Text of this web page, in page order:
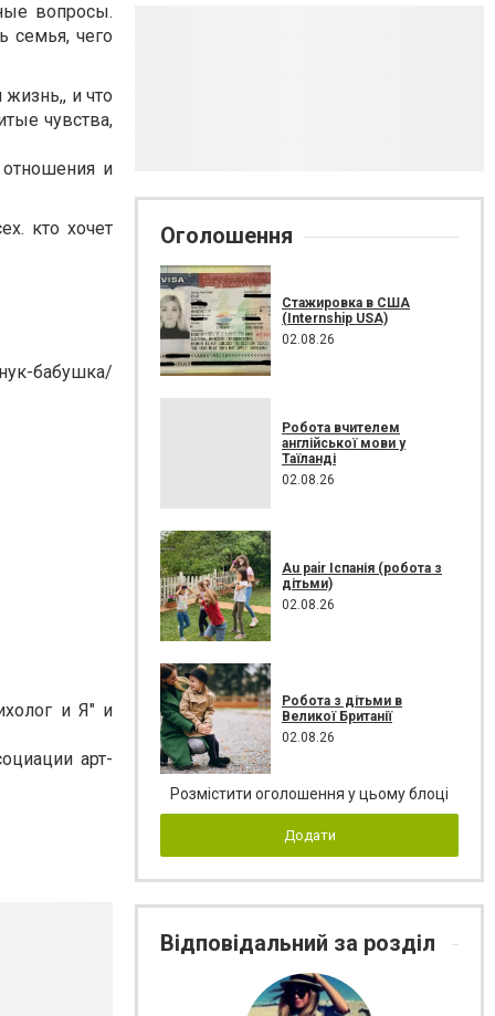
вопросы.
семья, чего
и что
чувства,
и
кто хочет
бабушка/
и Я" и
арт-
Оголошення
Стажировка в США
(Internship USA)
02.08.26
Робота вчителем
англійської мови у
Таїланді
02.08.26
Au pair Іспанія (робота з
дітьми)
02.08.26
Робота з дітьми в
Великої Британії
02.08.26
Розмістити оголошення у цьому блоці
Додати
Відповідальний за розділ